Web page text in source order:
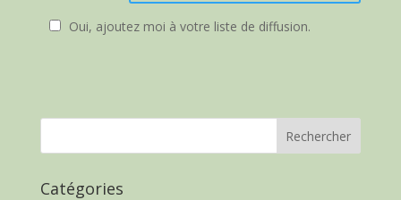
Oui, ajoutez moi à votre liste de diffusion.
Catégories